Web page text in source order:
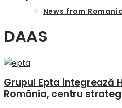
News from Romania
DAAS
Grupul Epta integrează
România, centru